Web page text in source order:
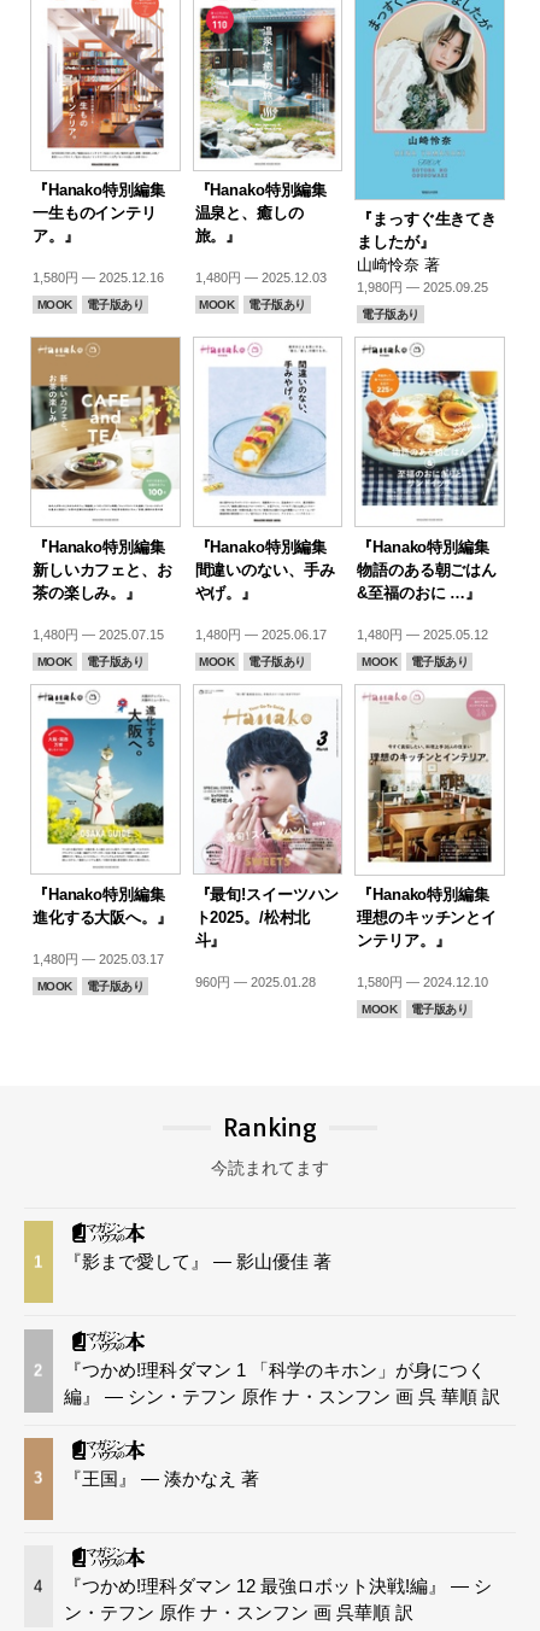
『Hanako特別編集
一生ものインテリ
ア。』
1,580円 — 2025.12.16
MOOK 電子版あり
『Hanako特別編集
温泉と、癒しの
旅。』
1,480円 — 2025.12.03
MOOK 電子版あり
『まっすぐ生きてき
ましたが』
山崎怜奈 著
1,980円 — 2025.09.25
電子版あり
『Hanako特別編集
新しいカフェと、お
茶の楽しみ。』
1,480円 — 2025.07.15
MOOK 電子版あり
『Hanako特別編集
間違いのない、手み
やげ。』
1,480円 — 2025.06.17
MOOK 電子版あり
『Hanako特別編集
物語のある朝ごはん
&至福のおに …』
1,480円 — 2025.05.12
MOOK 電子版あり
『Hanako特別編集
進化する大阪へ。』
1,480円 — 2025.03.17
MOOK 電子版あり
『最旬!スイーツハン
ト2025。/松村北
斗』
960円 — 2025.01.28
『Hanako特別編集
理想のキッチンとイ
ンテリア。』
1,580円 — 2024.12.10
MOOK 電子版あり
Ranking
今読まれてます
1 『影まで愛して』 — 影山優佳 著
2
『つかめ!理科ダマン 1 「科学のキホン」が身につく
編』 — シン・テフン 原作 ナ・スンフン 画 呉 華順 訳
3 『王国』 — 湊かなえ 著
4
『つかめ!理科ダマン 12 最強ロボット決戦!編』 — シ
ン・テフン 原作 ナ・スンフン 画 呉華順 訳